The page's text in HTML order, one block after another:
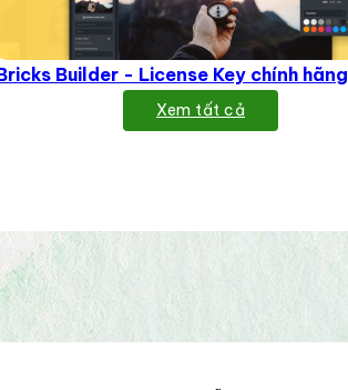
Builder - License Key chính hãng
Xem tất cả